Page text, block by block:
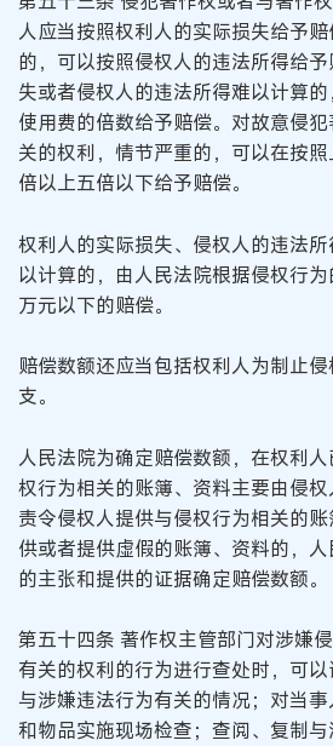
人应当按照权利人的实际损失给予
的，可以按照侵权人的违法所得给
失或者侵权人的违法所得难以计算
使用费的倍数给予赔偿。对故意侵
关的权利，情节严重的，可以在按
倍以上五倍以下给予赔偿。
权利人的实际损失、侵权人的违法
以计算的，由人民法院根据侵权行
万元以下的赔偿。
赔偿数额还应当包括权利人为制止
支。
人民法院为确定赔偿数额，在权利
权行为相关的账簿、资料主要由侵
责令侵权人提供与侵权行为相关的
供或者提供虚假的账簿、资料的，
的主张和提供的证据确定赔偿数额。
第五十四条 著作权主管部门对涉嫌
有关的权利的行为进行查处时，可
与涉嫌违法行为有关的情况；对当
和物品实施现场检查；查阅、复制